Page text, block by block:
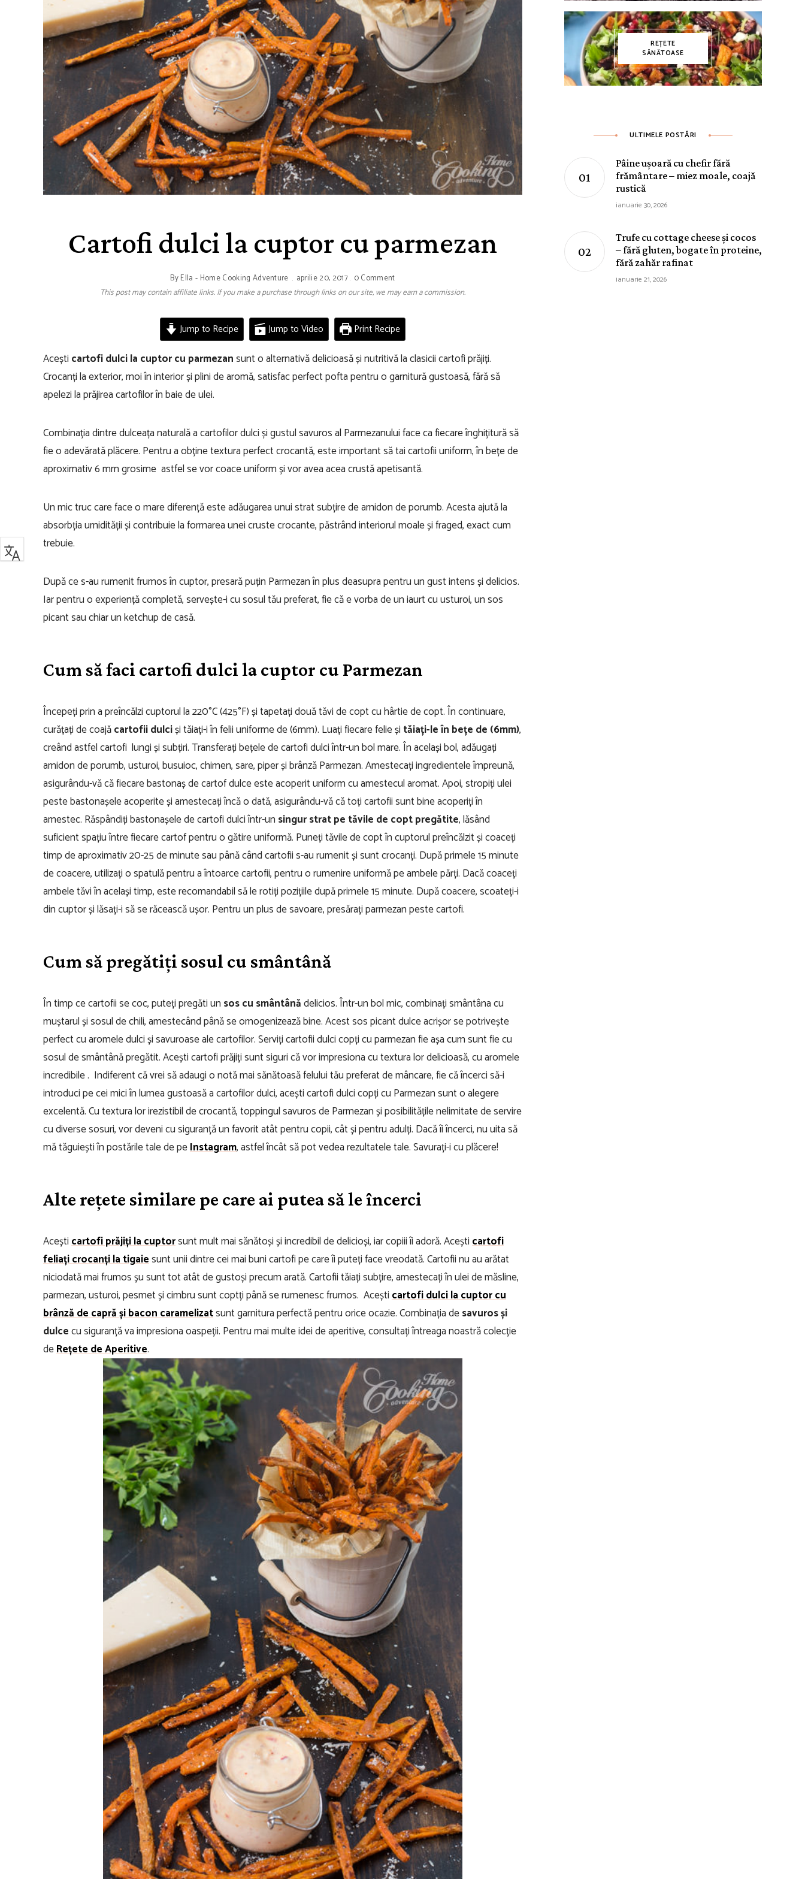
Cartofi dulci la cuptor cu parmezan
ByElla - Home Cooking Adventure aprilie 20, 2017 0 Comment
This post may contain affiliate links. If you make a purchase through links on our site, we may earn a commission.
Jump to Recipe Jump to Video Print Recipe
Acești cartofi dulci la cuptor cu parmezansunt o alternativă delicioasă și nutritivă la clasicii cartofi prăjiți.
Crocanți la exterior, moi în interior și plini de aromă, satisfac perfect pofta pentru o garnitură gustoasă, fără să
apelezi la prăjirea cartofilor în baie de ulei.
Combinația dintre dulceața naturală a cartofilor dulci și gustul savuros al Parmezanului face ca fiecare înghițitură să
fie o adevărată plăcere. Pentru a obține textura perfect crocantă, este important să tai cartofii uniform, în bețe de
aproximativ 6 mm grosime astfel se vor coace uniform și vor avea acea crustă apetisantă.
Un mic truc care face o mare diferență este adăugarea unui strat subțire de amidon de porumb. Acesta ajută la
absorbția umidității și contribuie la formarea unei cruste crocante, păstrând interiorul moale și fraged, exact cum
trebuie.
După ce s-au rumenit frumos în cuptor, presară puțin Parmezan în plus deasupra pentru un gust intens și delicios.
Iar pentru o experiență completă, servește-i cu sosul tău preferat, fie că e vorba de un iaurt cu usturoi, un sos
picant sau chiar un ketchup de casă.
Cum să faci cartofi dulci la cuptor cu Parmezan
Începeți prin a preîncălzi cuptorul la 220°C (425°F) și tapetați două tăvi de copt cu hârtie de copt.În continuare,
curățați de coajăcartofii dulciși tăiați-i în felii uniforme de (6mm). Luați fiecare felie și tăiați-le în bețe de (6mm),
creând astfel cartofi lungi și subțiri. Transferați bețele de cartofi dulci într-un bol mare.În același bol, adăugați
amidon de porumb, usturoi, busuioc, chimen, sare, piper și brânză Parmezan.Amestecați ingredientele împreună,
asigurându-vă că fiecare bastonaș de cartof dulce este acoperit uniform cu amestecul aromat. Apoi, stropiți ulei
peste bastonașele acoperite și amestecați încă o dată, asigurându-vă că toți cartofii sunt bine acoperiți în
amestec. Răspândiți bastonașele de cartofi dulci într-un singur strat pe tăvile de copt pregătite, lăsând
suficient spațiu între fiecare cartof pentru o gătire uniformă. Puneți tăvile de copt în cuptorul preîncălzit și coaceți
timp de aproximativ 20-25 de minute sau până când cartofii s-au rumenit și sunt crocanți. După primele 15 minute
de coacere, utilizați o spatulă pentru a întoarce cartofii, pentru o rumenire uniformă pe ambele părți. Dacă coaceți
ambele tăvi în același timp, este recomandabil să le rotiți pozițiile după primele 15 minute. După coacere, scoateți-i
din cuptor și lăsați-i să se răcească ușor. Pentru un plus de savoare, presărați parmezan peste cartofi.
Cum să pregătiți sosul cu smântână
În timp ce cartofii se coc, puteți pregăti un sos cu smântânădelicios. Într-un bol mic, combinați smântâna cu
muștarul și sosul de chili, amestecând până se omogenizează bine. Acest sos picant dulce acrișor se potrivește
perfect cu aromele dulci și savuroase ale cartofilor.Serviți cartofii dulci copți cu parmezan fie așa cum sunt fie cu
sosul de smântână pregătit. Acești cartofi prăjiți sunt siguri că vor impresiona cu textura lor delicioasă, cu aromele
incredibile . Indiferent că vrei să adaugi o notă mai sănătoasă felului tău preferat de mâncare, fie că încerci să-i
introduci pe cei mici în lumea gustoasă a cartofilor dulci, acești cartofi dulci copți cu Parmezan sunt o alegere
excelentă. Cu textura lor irezistibil de crocantă, toppingul savuros de Parmezan și posibilitățile nelimitate de servire
cu diverse sosuri, vor deveni cu siguranță un favorit atât pentru copii, cât și pentru adulți. Dacă îi încerci, nu uita să
mă tăguiești în postările tale de peInstagram, astfel încât să pot vedea rezultatele tale. Savurați-i cu plăcere!
Alte rețete similare pe care ai putea să le încerci
Aceșticartofi prăjiți la cuptorsunt mult mai sănătoși și incredibil de delicioși, iar copiii îi adoră.Aceșticartofi
feliați crocanți la tigaiesunt unii dintre cei mai buni cartofi pe care îi puteți face vreodată. Cartofii nu au arătat
niciodată mai frumos șu sunt tot atât de gustoși precum arată. Cartofii tăiați subțire, amestecați în ulei de măsline,
parmezan, usturoi, pesmet și cimbru sunt coptți până se rumenesc frumos. Aceșticartofi dulci la cuptor cu
brânză de capră și bacon caramelizatsunt garnitura perfectă pentru orice ocazie. Combinația desavuros și
dulcecu siguranță va impresiona oaspeții. Pentru mai multe idei de aperitive, consultați întreaga noastră colecție
deRețete de Aperitive.
REȚETE
SĂNĂTOASE
ULTIMELE POSTĂRI
Pâine ușoară cu chefir fără
frământare – miez moale, coajă
rustică
ianuarie 30, 2026
Trufe cu cottage cheese și cocos
– fără gluten, bogate în proteine,
fără zahăr rafinat
ianuarie 21, 2026